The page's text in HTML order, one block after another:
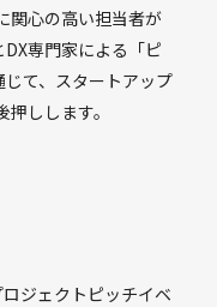
関心の高い担当者が
専門家による「ピ
て、スタートアップ
しします。
ジェクトピッチイベ